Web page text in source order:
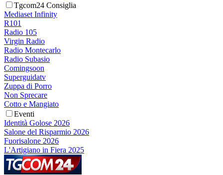
Tgcom24 Consiglia
Mediaset Infinity
R101
Radio 105
Virgin Radio
Radio Montecarlo
Radio Subasio
Comingsoon
Superguidatv
Zuppa di Porro
Non Sprecare
Cotto e Mangiato
Eventi
Identità Golose 2026
Salone del Risparmio 2026
Fuorisalone 2026
L'Artigiano in Fiera 2025